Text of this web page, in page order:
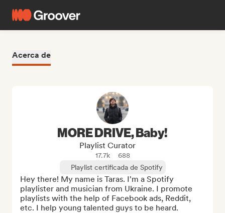
Acerca de
MORE DRIVE, Baby!
Playlist Curator
17.7k
688
Playlist certificada de Spotify
Hey there! My name is Taras. I'm a Spotify
playlister and musician from Ukraine. I promote
playlists with the help of Facebook ads, Reddit,
etc. I help young talented guys to be heard.